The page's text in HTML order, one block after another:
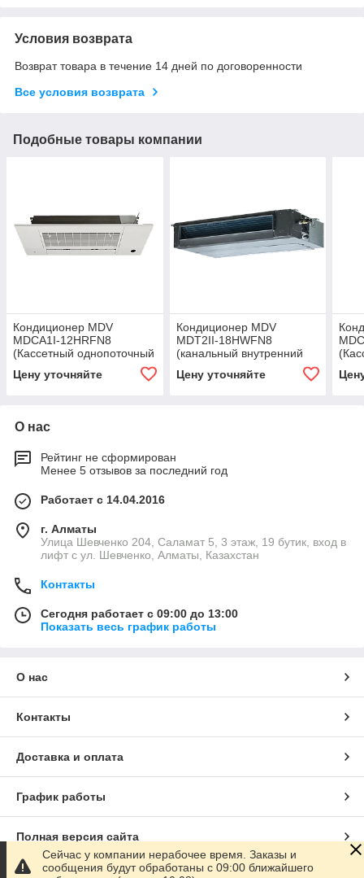
Условия возврата
Возврат товара в течение 14 дней по договоренности
Все условия возврата
Подобные товары компании
Кондиционер MDV
MDCA1I-12HRFN8
(Кассетный однопоточный
внутренний блок, ERP Full
DC Inverter, R32)
Цену уточняйте
Кондиционер MDV
MDT2II-18HWFN8
(канальный внутренний
блок, ERP Full DC Inverter,
R32, до 50 м²)
Цену уточняйте
DC
О нас
Рейтинг не сформирован
Менее 5 отзывов за последний год
Работает с 14.04.2016
г. Алматы
​Улица Шевченко 204, Саламат 5, ​3 этаж, 19 бутик, вход в
лифт с ул. Шевченко, Алматы, Казахстан
Контакты
Сегодня работает с 09:00 до 13:00
Показать весь график работы
О нас
Контакты
Доставка и оплата
График работы
Полная версия сайта
Сейчас у компании нерабочее время. Заказы и
сообщения будут обработаны с 09:00 ближайшего